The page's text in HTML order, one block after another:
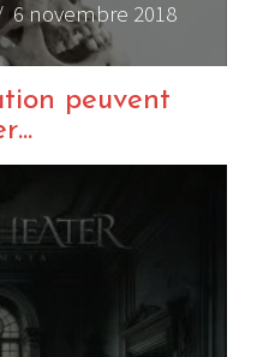
6 novembre 2018
peuvent